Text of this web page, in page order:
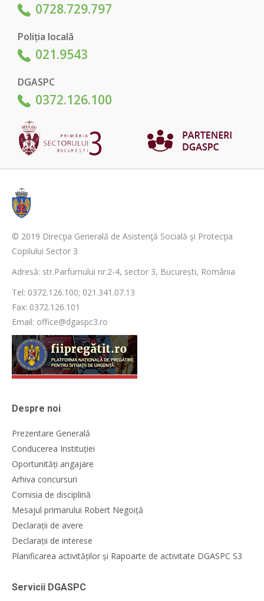
0728.729.797
Poliția locală
021.9543
DGASPC
0372.126.100
© 2019 Direcţia Generală de Asistenţă Socială şi Protecţia
Copilului Sector 3
Adresă: str.Parfumului nr.2-4, sector 3, București, România
Tel: 0372.126.100; 021.341.07.13
Fax: 0372.126.101
Email: office@dgaspc3.ro
Despre noi
Prezentare Generală
Conducerea Instituției
Oportunități angajare
Arhiva concursuri
Comisia de disciplină
Mesajul primarului Robert Negoiță
Declarații de avere
Declarații de interese
Planificarea activităților și Rapoarte de activitate DGASPC S3
Servicii DGASPC